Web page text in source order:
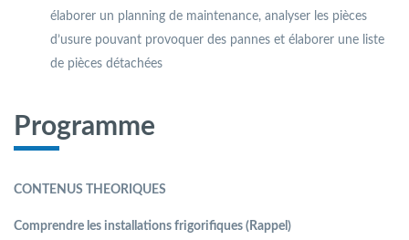
élaborer un planning de maintenance, analyser les pièces
d’usure pouvant provoquer des pannes et élaborer une liste
de pièces détachées
Programme
CONTENUS THEORIQUES
Comprendre les installations frigorifiques (Rappel)